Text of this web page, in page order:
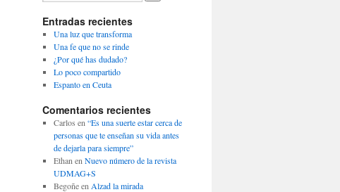
Entradas recientes
Una luz que transforma
Una fe que no se rinde
¿Por qué has dudado?
Lo poco compartido
Espanto en Ceuta
Comentarios recientes
Carlos en “Es una suerte estar cerca de
personas que te enseñan su vida antes
de dejarla para siempre”
Ethan en Nuevo número de la revista
UDMAG+S
Begoñeen Alzad la mirada